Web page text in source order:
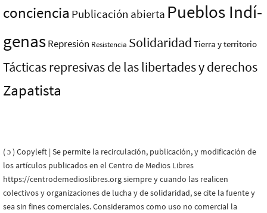
conciencia Publicación abierta Pueblos Indí­
genasRepresión Resistencia Solidaridad Tierra y territorio
Tácticas represivas de las libertades y derechos
Zapatista
( ɔ ) Copyleft | Se permite la recirculación, publicación, y modificación de
los artículos publicados en el Centro de Medios Libres
https://centrodemedioslibres.org siempre y cuando las realicen
colectivos y organizaciones de lucha y de solidaridad, se cite la fuente y
sea sin fines comerciales. Consideramos como uso no comercial la